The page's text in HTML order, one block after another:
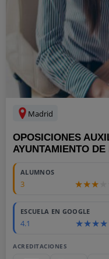
Madrid
OPOSICIONES
AYUNTAMIENTO
ALUMNOS
3
ESCUELA EN GOOGLE
4.1
ACREDITACIONES